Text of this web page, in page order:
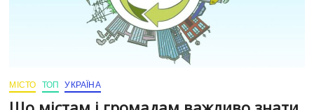
МІСТО ТОП УКРАЇНА